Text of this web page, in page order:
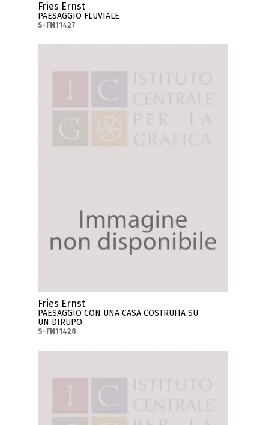
Fries Ernst
PAESAGGIO FLUVIALE
S-FN11427
Fries Ernst
PAESAGGIO CON UNA CASA COSTRUITA SU
UN DIRUPO
S-FN11428